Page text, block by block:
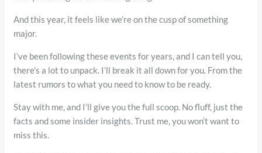
And this year, it feels like we’re on the cusp of something
major.
I’ve been following these events for years, and I can tell you,
there’s a lot to unpack. I’ll break it all down for you. From the
latest rumors to what you need to know to be ready.
Stay with me, and I’ll give you the full scoop. No fluff, just the
facts and some insider insights. Trust me, you won’t want to
miss this.